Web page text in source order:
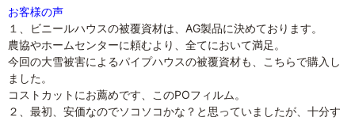
お客様の声
１、ビニールハウスの被覆資材は、AG製品に決めております。
農協やホームセンターに頼むより、全てにおいて満足。
今回の大雪被害によるパイプハウスの被覆資材も、こちらで購入し
ました。
コストカットにお薦めです、このPOフィルム。
２、最初、安価なのでソコソコかな？と思っていましたが、十分す